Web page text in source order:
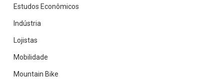
Estudos Econômicos
Indústria
Lojistas
Mobilidade
Mountain Bike